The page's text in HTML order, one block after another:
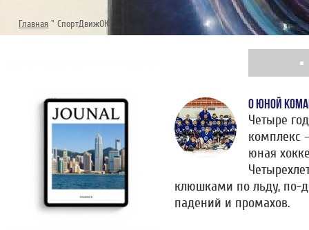
Главная " СпортДвижОК
О ЮНОЙ
Четыре
комплекс
юная
клюшками по льду, по-
падений и промахов.